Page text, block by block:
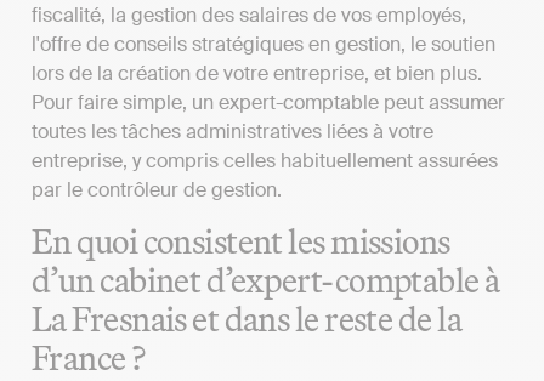
fiscalité, la gestion des salaires de vos employés,
l'offre de conseils stratégiques en gestion, le soutien
lors de la création de votre entreprise, et bien plus.
Pour faire simple, un expert-comptable peut assumer
toutes les tâches administratives liées à votre
entreprise, y compris celles habituellement assurées
par le contrôleur de gestion.
En quoi consistent les missions
d’un cabinet d’expert-comptable à
La Fresnais et dans le reste de la
France ?